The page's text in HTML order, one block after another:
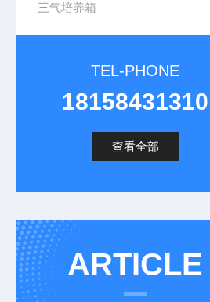
三气培养箱
TEL-PHONE
18158431310
查看全部
ARTICLE